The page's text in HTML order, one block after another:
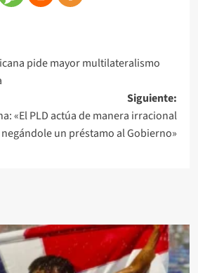
pide mayor multilateralismo
Siguiente:
«El PLD actúa de manera irracional
negándole un préstamo al Gobierno»